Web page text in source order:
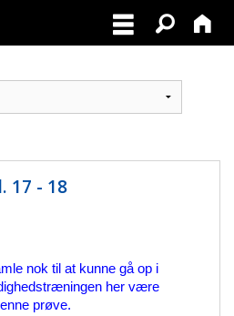
17 - 18
nok til at kunne gå op i
her være
prøve.